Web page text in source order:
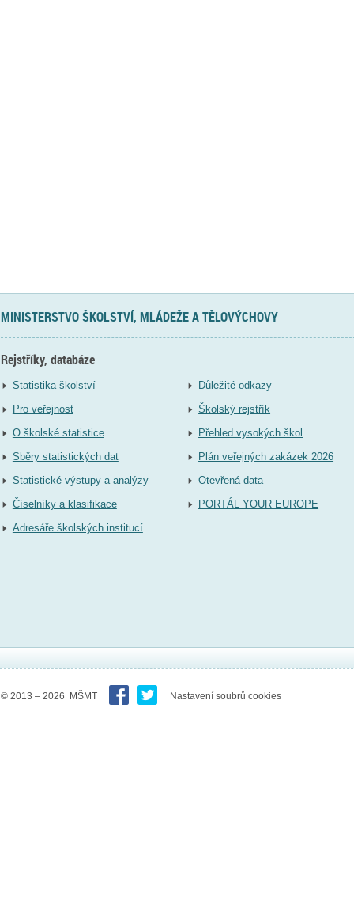
MINISTERSTVO ŠKOLSTVÍ, MLÁDEŽE A TĚLOVÝCHOVY
Rejstříky, databáze
Statistika školství
Pro veřejnost
O školské statistice
Sběry statistických dat
Statistické výstupy a analýzy
Číselníky a klasifikace
Adresáře školských institucí
Důležité odkazy
Školský rejstřík
Přehled vysokých škol
Plán veřejných zakázek 2026
Otevřená data
PORTÁL YOUR EUROPE
© 2013 – 2026 MŠMT Nastavení soubrů cookies